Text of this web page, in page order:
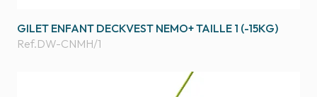
GILET ENFANT DECKVEST NEMO+ TAILLE 1 (-15KG)
Ref.DW-CNMH/1